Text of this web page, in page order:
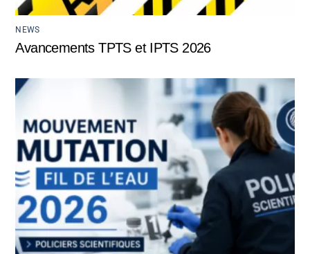
NEWS
Avancements TPTS et IPTS 2026